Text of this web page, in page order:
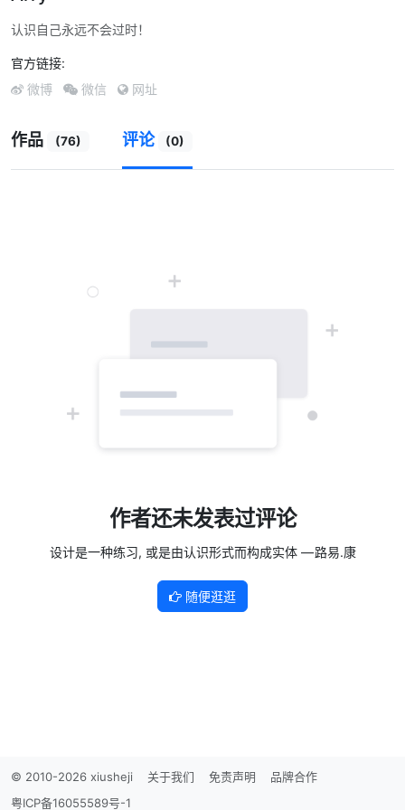
认识自己永远不会过时！
官方链接:
微博 微信 网址
作品 (76) 评论 (0)
作者还未发表过评论
设计是一种练习, 或是由认识形式而构成实体 — 路易.康
随便逛逛
© 2010-2026 xiusheji 关于我们 免责声明
品牌合作
粤ICP备16055589号-1